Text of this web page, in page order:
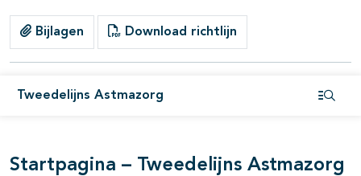
Bijlagen Download richtlijn
Tweedelijns Astmazorg
Startpagina – Tweedelijns Astmazorg